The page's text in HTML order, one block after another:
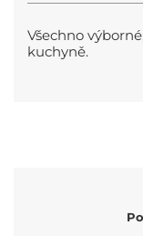
Všechno
kuchyně.